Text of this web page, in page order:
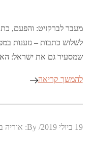
מעבר לברקזיט: והפעם,
לשלוש כתבות – גזענות
שמסעיר גם את ישראל:
להמשך קריאה
Posted
19 ביולי 2019 By: אוריה